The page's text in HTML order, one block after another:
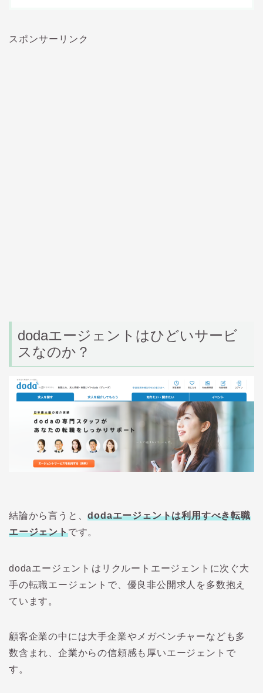
スポンサーリンク
dodaエージェントはひどいサービ
スなのか？
結論から言うと、dodaエージェントは利用すべき転職
エージェントです。
dodaエージェント はリクルートエージェントに次ぐ大
手の転職エージェントで、優良非公開求人を多数抱え
ています。
顧客企業の中には大手企業やメガベンチャーなども多
数含まれ、企業からの信頼感も厚いエージェントで
す。